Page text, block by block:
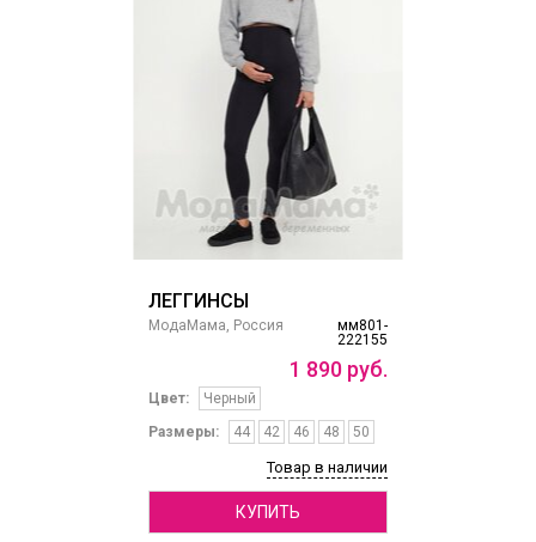
ЛЕГГИНСЫ
мм801-
222155
МодаМама, Россия
1 890 руб.
Цвет:
Черный
Размеры:
44 42 46 48 50
Товар в наличии
КУПИТЬ